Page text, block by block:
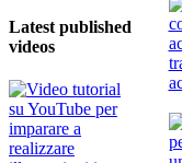
Latest published
videos